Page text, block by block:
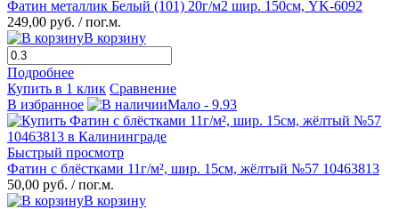
Фатин металлик Белый (101) 20г/м2 шир. 150см, YK-6092
249,00 руб. / пог.м.
В корзину
Подробнее
Купить в 1 клик Сравнение
В избранное
Мало - 9.93
Быстрый просмотр
Фатин с блёстками 11г/м², шир. 15см, жёлтый №57 10463813
50,00 руб. / пог.м.
В корзину